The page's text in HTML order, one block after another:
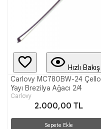
Hızlı Bakış
Carlovy MC780BW-24 Çello
Yayı Brezilya Ağacı 2/4
Carlovy
2.000,00 TL
Sepete Ekle